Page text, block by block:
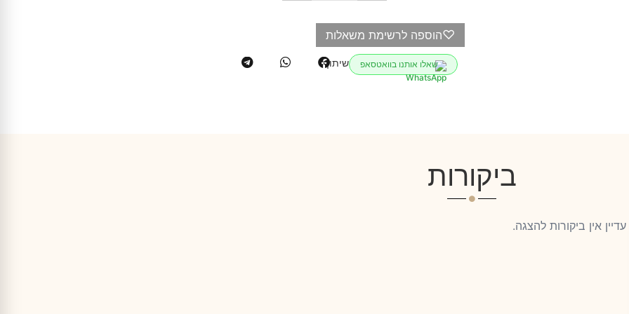
♡הוספה לרשימת משאלות
שאלו אותנו בוואטסאפ שיתוף
ביקורות
עדיין אין ביקורות להצגה.